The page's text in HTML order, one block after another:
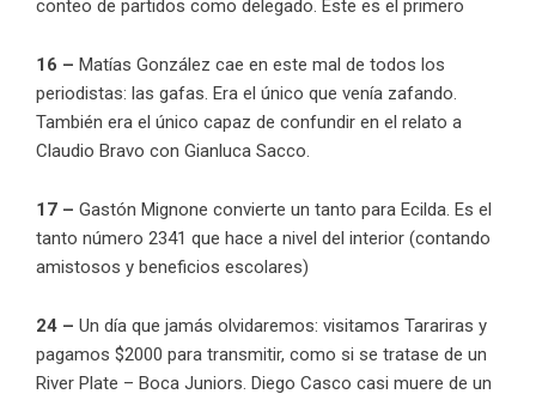
conteo de partidos como delegado. Este es el primero
16 – Matías González cae en este mal de todos los
periodistas: las gafas. Era el único que venía zafando.
También era el único capaz de confundir en el relato a
Claudio Bravo con Gianluca Sacco.
17 – Gastón Mignone convierte un tanto para Ecilda. Es el
tanto número 2341 que hace a nivel del interior (contando
amistosos y beneficios escolares)
24 – Un día que jamás olvidaremos: visitamos Tarariras y
pagamos $2000 para transmitir, como si se tratase de un
River Plate – Boca Juniors. Diego Casco casi muere de un